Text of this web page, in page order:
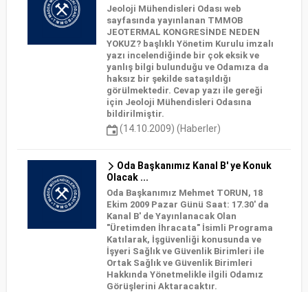
Jeoloji Mühendisleri Odası web
sayfasında yayınlanan TMMOB
JEOTERMAL KONGRESİNDE NEDEN
YOKUZ? başlıklı Yönetim Kurulu imzalı
yazı incelendiğinde bir çok eksik ve
yanlış bilgi bulunduğu ve Odamıza da
haksız bir şekilde sataşıldığı
görülmektedir. Cevap yazı ile gereği
için Jeoloji Mühendisleri Odasına
bildirilmiştir.
(14.10.2009) (Haberler)
Oda Başkanımız Kanal B' ye Konuk
Olacak ...
Oda Başkanımız Mehmet TORUN, 18
Ekim 2009 Pazar Günü Saat: 17.30' da
Kanal B' de Yayınlanacak Olan
"Üretimden İhracata" İsimli Programa
Katılarak, İşgüvenliği konusunda ve
İşyeri Sağlık ve Güvenlik Birimleri ile
Ortak Sağlık ve Güvenlik Birimleri
Hakkında Yönetmelikle ilgili Odamız
Görüşlerini Aktaracaktır.